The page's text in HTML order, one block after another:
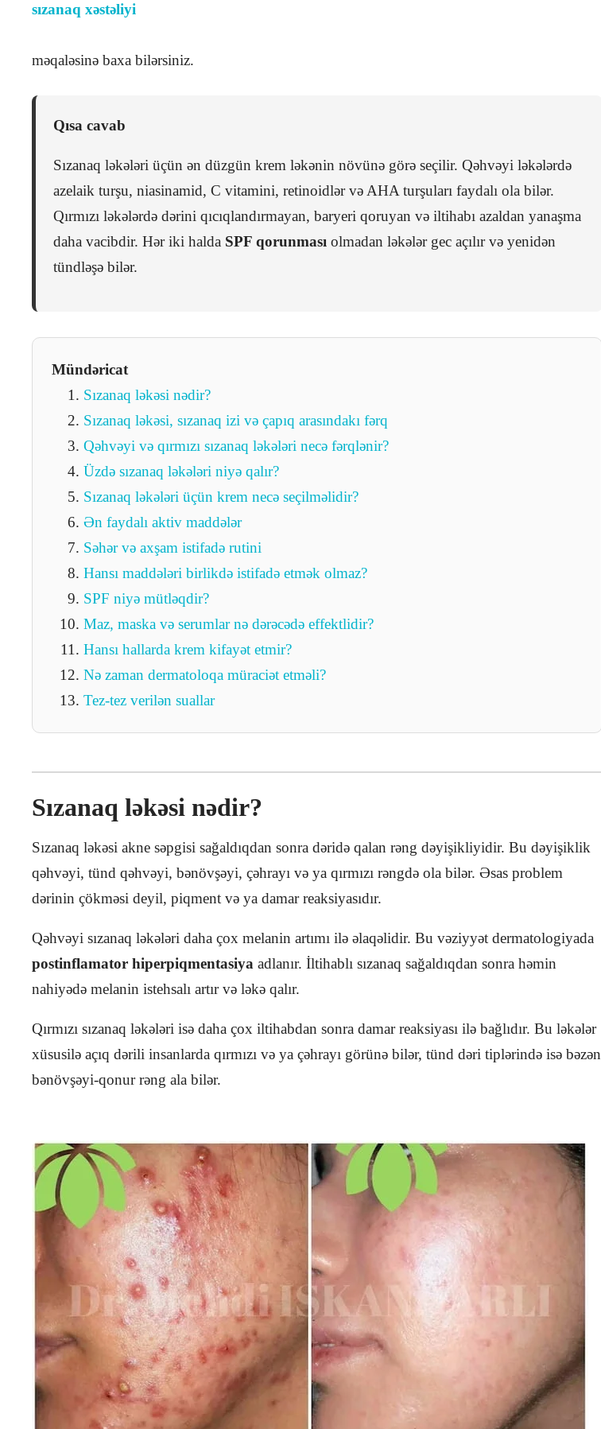
sızanaq xəstəliyi
məqaləsinə baxa bilərsiniz.
Qısa cavab
Sızanaq ləkələri üçün ən düzgün krem ləkənin növünə görə seçilir. Qəhvəyi ləkələrdə
azelaik turşu, niasinamid, C vitamini, retinoidlər və AHA turşuları faydalı ola bilər.
Qırmızı ləkələrdə dərini qıcıqlandırmayan, baryeri qoruyan və iltihabı azaldan yanaşma
daha vacibdir. Hər iki halda SPF qorunması olmadan ləkələr gec açılır və yenidən
tündləşə bilər.
Mündəricat
Sızanaq ləkəsi nədir?
Sızanaq ləkəsi, sızanaq izi və çapıq arasındakı fərq
Qəhvəyi və qırmızı sızanaq ləkələri necə fərqlənir?
Üzdə sızanaq ləkələri niyə qalır?
Sızanaq ləkələri üçün krem necə seçilməlidir?
Ən faydalı aktiv maddələr
Səhər və axşam istifadə rutini
Hansı maddələri birlikdə istifadə etmək olmaz?
SPF niyə mütləqdir?
Maz, maska və serumlar nə dərəcədə effektlidir?
Hansı hallarda krem kifayət etmir?
Nə zaman dermatoloqa müraciət etməli?
Tez-tez verilən suallar
Sızanaq ləkəsi nədir?
Sızanaq ləkəsi akne səpgisi sağaldıqdan sonra dəridə qalan rəng dəyişikliyidir. Bu dəyişiklik
qəhvəyi, tünd qəhvəyi, bənövşəyi, çəhrayı və ya qırmızı rəngdə ola bilər. Əsas problem
dərinin çökməsi deyil, piqment və ya damar reaksiyasıdır.
Qəhvəyi sızanaq ləkələri daha çox melanin artımı ilə əlaqəlidir. Bu vəziyyət dermatologiyada
postinflamator hiperpiqmentasiya adlanır. İltihablı sızanaq sağaldıqdan sonra həmin
nahiyədə melanin istehsalı artır və ləkə qalır.
Qırmızı sızanaq ləkələri isə daha çox iltihabdan sonra damar reaksiyası ilə bağlıdır. Bu ləkələr
xüsusilə açıq dərili insanlarda qırmızı və ya çəhrayı görünə bilər, tünd dəri tiplərində isə bəzən
bənövşəyi-qonur rəng ala bilər.